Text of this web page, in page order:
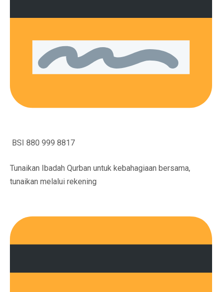
BSI 880 999 8817
Tunaikan Ibadah Qurban untuk kebahagiaan bersama,
tunaikan melalui rekening